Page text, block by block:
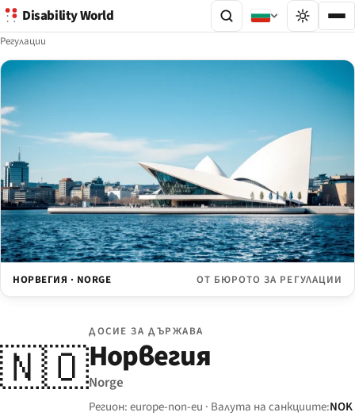
Disability World
Регулации
НОРВЕГИЯ · NORGE ОТ БЮРОТО ЗА РЕГУЛАЦИИ
🇳🇴
ДОСИЕ ЗА ДЪРЖАВА
Норвегия
Norge
Регион: europe-non-eu · Валута на санкциите:NOK